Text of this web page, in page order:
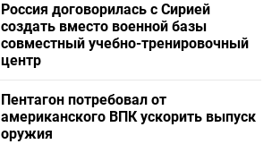
Россия договорилась с Сирией
создать вместо военной базы
совместный учебно-тренировочный
центр
Пентагон потребовал от
американского ВПК ускорить выпуск
оружия